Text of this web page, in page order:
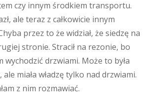
czy innym środkiem transportu.
ale teraz z całkowicie innym
przez to że widział, że siedzę na
stronie. Stracił na rezonie, bo
wychodzić drzwiami. Może to była
miała władzę tylko nad drzwiami.
z nim rozmawiać.